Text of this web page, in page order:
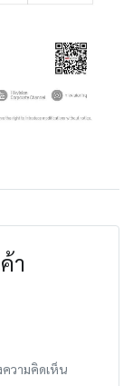
า
วามคิดเห็น